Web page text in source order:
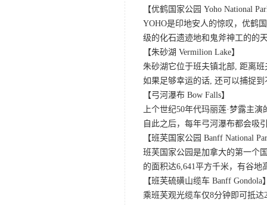
【优鹤国家公园 Yoho National
YOHO是印地安人的惊叹，优鹤
级的化石遗迹地和鬼斧神工的的
【朱砂湖 Vermilion Lake】
朱砂湖它位于班夫镇北部, 距离
如果足够幸运的话, 还可以捕捉
【弓河瀑布 Bow Falls】
上个世纪50年代玛丽莲·梦露主
自此之后，每年弓河瀑布都会吸
【班芙国家公园 Banff National
班芙国家公园是加拿大的第一个
的面积达6,641平方千米，有谷
【班芙硫磺山缆车 Banff Gondola
乘班芙观光缆车仅8分钟即可抵